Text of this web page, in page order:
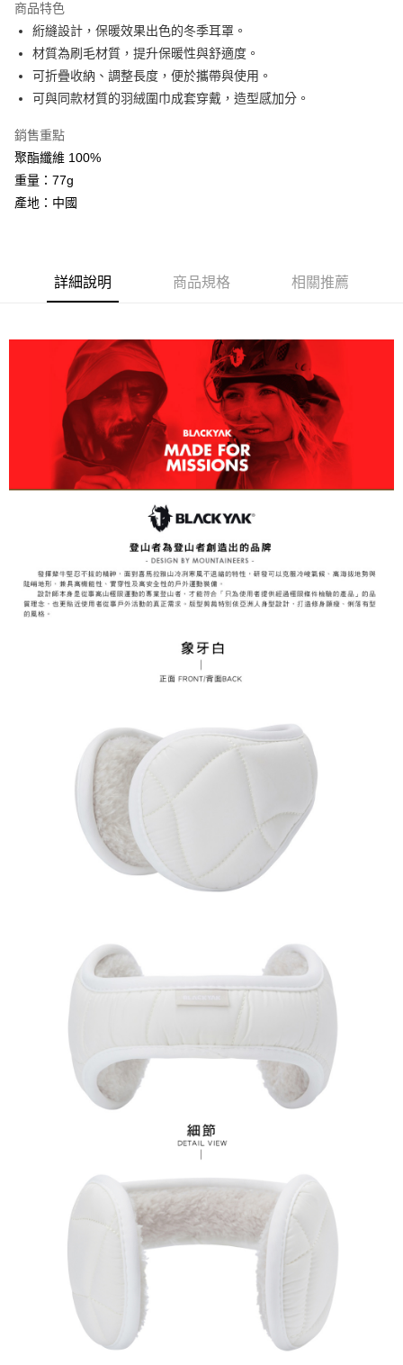
悠遊付
Google Pay
全盈+PAY
相關說明
【大哥付你分期使用說明】
1.本服務由台灣大哥大提供，台灣大哥大用戶可立即使用無須另外申請。
2.付款方式選擇「大哥付你分期」，訂單成立後會自動跳轉到大哥付的交易
流程，驗證手機門號後，選擇欲分期的期數、繳款截止日，確認付款後即完
消。如遇「轉專審核」未通過狀況，表示未達大哥付你分期系統評分，恕無
法說明評估內容。
【繳款方式說明】
醒簡訊。
2.透過簡訊連結打開帳單後，可選擇「超商條碼／台灣大直營門市／銀行轉
帳／街口支付／iPASS MONEY」等通路繳費。
【注意事項】
1.本服務係由「台灣大哥大股份有限公司」（以下簡稱本公司）所提供，讓
用戶於交易時，得透過本服務購買商品或服務，並由商店將買賣／分期付款
買賣價金債權讓與本公司後，依約使用本公司帳單繳交帳款。
2.基於同意付款使用「大哥付你分期」之契約關係目的，商店將以您的個人
資料（包含姓名、電話或地址）提供予台灣大哥大進項蒐集、處理及利用，
3.完整用戶服務條款，請詳閱以下連結：https://oppay.tw/userRule
AFTEE先享後付
相關說明
２．便利：只要手機號碼，簡訊認證，即可結帳。
１．於結帳方式選擇「AFTEE先享後付」後，將跳轉至「AFTEE先享後付」
結帳頁面，進行簡訊認證並確認金額後，即可完成結帳。
２．訂單成立數日內，您將收到繳費通知簡訊。
３．收到繳費通知簡訊後14天內，點擊此簡訊中的連結，可透過四大超商／
ATM／網路銀行／等多元方式進行付款，方視為交易完成。
※ 請注意：結帳手續完成當下不需立刻繳費，但若您需要取消訂單，請聯絡
購買商品的店家。未經商家同意取消之訂單仍視為有效，需透過AFTEE先享
後付繳納相關費用。
※ 交易是否成功請以「AFTEE先享後付 」之結帳頁面顯示為準，若有關於
是否繳費成功／繳費後需取消欲退款等相關疑問，請聯繫「AFTEE先享後付
https://netprotections.freshdesk.com/support/home
１．透過由恩沛科技股份有限公司提供之「AFTEE先享後付」服務完成之交
易，需依本服務之必要範圍內提供個人資料，並將交易相關給付款項請求債
權轉讓予恩沛科技股份有限公司。
２．關於個人資料處理事宜，請瀏覽以下網址：
https://aftee.tw/terms/#terms3
「AFTEE先享後付」，若未經同意申辦者引起之損失，本公司不負相關責
４．使用「AFTEE先享後付」時，將依據個別帳號之用戶狀況，依本公司即
５．嚴禁一人註冊多個帳號或使用他人資訊註冊。若發現惡意使用之情形，
恩沛科技股份有限公司將有權停止該用戶之使用額度並採取法律行動。
運送方式
全家取貨付款
付款後全家取貨
每筆NT$60，滿NT$599(含以上)免運費
萊爾富取貨付款
每筆NT$60，滿NT$799(含以上)免運費
付款後萊爾富取貨
每筆NT$60，滿NT$799(含以上)免運費
付款後7-11取貨
每筆NT$60，滿NT$799(含以上)免運費
每筆NT$70，滿NT$799(含以上)免運費
商品特色
絎縫設計，保暖效果出色的冬季耳罩。
材質為刷毛材質，提升保暖性與舒適度。
可折疊收納、調整長度，便於攜帶與使用。
可與同款材質的羽絨圍巾成套穿戴，造型感加分。
銷售重點
聚酯纖維 100%
重量：77g
產地：中國
詳細說明 商品規格 相關推薦